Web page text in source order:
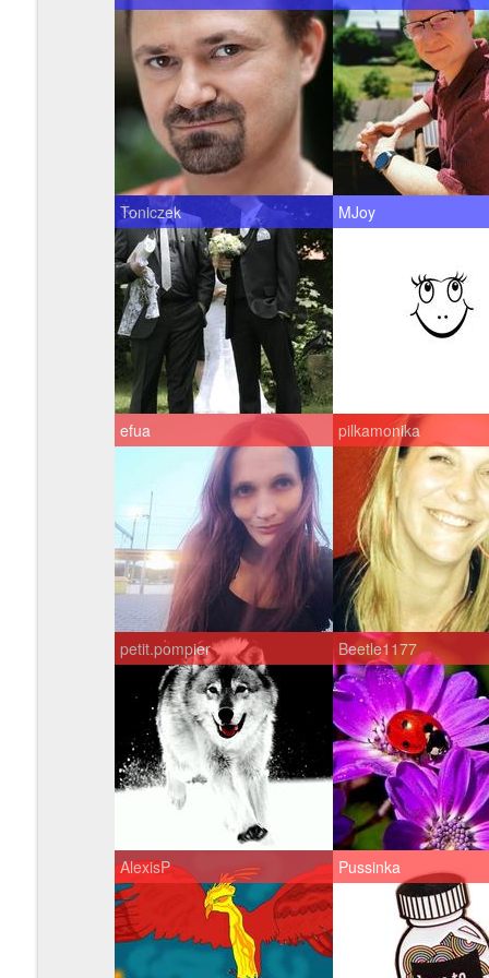
Toniczek MJoy
efua pilkamonika
petit.pompier Beetle1177
AlexisP Pussinka